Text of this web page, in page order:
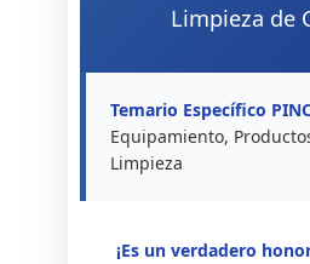
Cocina:
Concepto,
Clases
Y
Limpieza:
Limpieza de
Temario Específico
Equipamiento,
Limpieza
¡Es un verdadero